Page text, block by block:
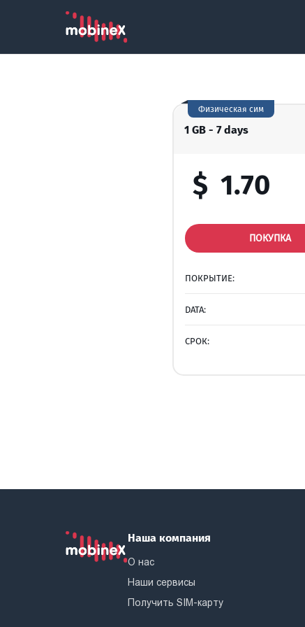
1 GB - 7 days
Физическая сим
$ 1.70
ПОКУПКА
ПОКРЫТИЕ:
DATA:
СРОК:
Наша компания
О нас
Наши сервисы
Получить SIM-карту